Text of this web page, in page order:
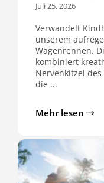
Juli 25, 2026
Verwandelt
unserem
Wagenrennen.
kombiniert
Nervenkitzel
die ...
Mehr lesen